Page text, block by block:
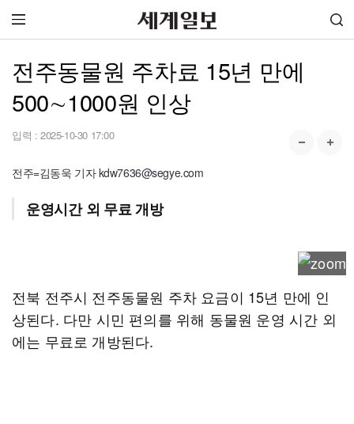
전주동물원 주차료 15년 만에
500∼1000원 인상
입력 : 2025-10-30 17:00
전주=김동욱 기자 kdw7636@segye.com
운영시간 외 무료 개방
전북 전주시 전주동물원 주차 요금이 15년 만에 인
상된다. 다만 시민 편의를 위해 동물원 운영 시간 외
에는 무료로 개방된다.